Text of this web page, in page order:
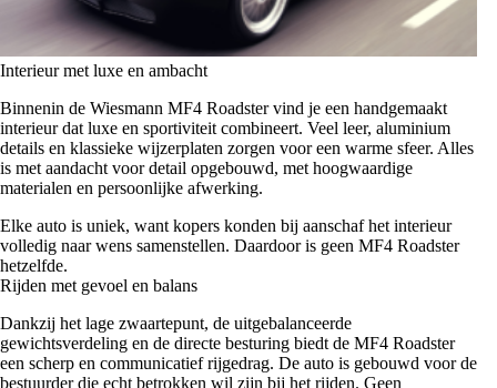
Interieur met luxe en ambacht
Binnenin de Wiesmann MF4 Roadster vind je een handgemaakt
interieur dat luxe en sportiviteit combineert. Veel leer, aluminium
details en klassieke wijzerplaten zorgen voor een warme sfeer. Alles
is met aandacht voor detail opgebouwd, met hoogwaardige
materialen en persoonlijke afwerking.
Elke auto is uniek, want kopers konden bij aanschaf het interieur
volledig naar wens samenstellen. Daardoor is geen MF4 Roadster
hetzelfde.
Rijden met gevoel en balans
Dankzij het lage zwaartepunt, de uitgebalanceerde
gewichtsverdeling en de directe besturing biedt de MF4 Roadster
een scherp en communicatief rijgedrag. De auto is gebouwd voor de
bestuurder die echt betrokken wil zijn bij het rijden. Geen